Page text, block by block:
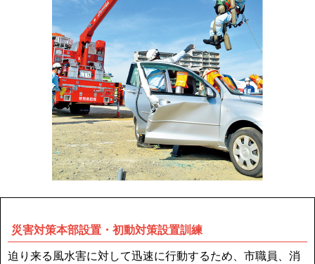
災害対策本部設置・初動対策設置訓練
迫り来る風水害に対して迅速に行動するため、市職員、消